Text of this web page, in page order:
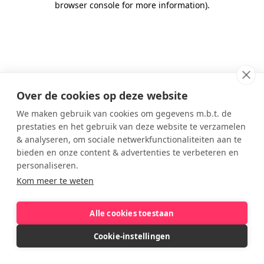
Over de cookies op deze website
We maken gebruik van cookies om gegevens m.b.t. de
prestaties en het gebruik van deze website te verzamelen
& analyseren, om sociale netwerkfunctionaliteiten aan te
bieden en onze content & advertenties te verbeteren en
personaliseren.
Kom meer te weten
Alle cookies toestaan
Cookie-instellingen
browser console for more information).